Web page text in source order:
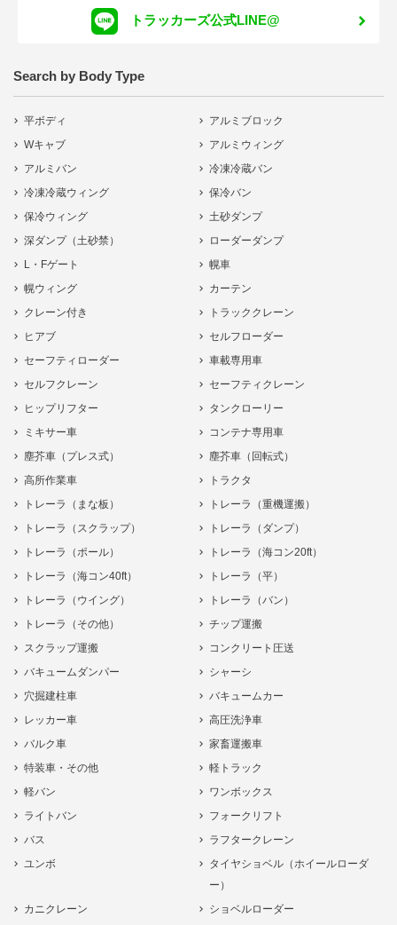
トラッカーズ公式LINE@
Search by Body Type
平ボディ
アルミブロック
Wキャブ
アルミウィング
アルミバン
冷凍冷蔵バン
冷凍冷蔵ウィング
保冷バン
保冷ウィング
土砂ダンプ
深ダンプ（土砂禁）
ローダーダンプ
L・Fゲート
幌車
幌ウィング
カーテン
クレーン付き
トラッククレーン
ヒアブ
セルフローダー
セーフティローダー
車載専用車
セルフクレーン
セーフティクレーン
ヒップリフター
タンクローリー
ミキサー車
コンテナ専用車
塵芥車（プレス式）
塵芥車（回転式）
高所作業車
トラクタ
トレーラ（まな板）
トレーラ（重機運搬）
トレーラ（スクラップ）
トレーラ（ダンプ）
トレーラ（ポール）
トレーラ（海コン20ft）
トレーラ（海コン40ft）
トレーラ（平）
トレーラ（ウイング）
トレーラ（バン）
トレーラ（その他）
チップ運搬
スクラップ運搬
コンクリート圧送
バキュームダンパー
シャーシ
穴掘建柱車
バキュームカー
レッカー車
高圧洗浄車
バルク車
家畜運搬車
特装車・その他
軽トラック
軽バン
ワンボックス
ライトバン
フォークリフト
バス
ラフタークレーン
ユンボ
タイヤショベル（ホイールローダ
ー）
カニクレーン
ショベルローダー